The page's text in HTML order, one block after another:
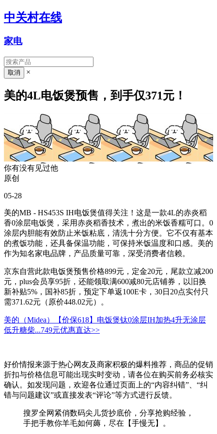
中关村在线
家电
×
美的4L电饭煲预售，到手仅371元！
你有没有见过他
原创
05-28
美的MB - HS453S IH电饭煲值得关注！这是一款4L的赤炎稻
香0涂层电饭煲，采用赤炎稻香技术，煮出的米饭香糯可口。0
涂层内胆能有效防止米饭粘底，清洗十分方便。它不仅有基本
的煮饭功能，还具备保温功能，可保持米饭温度和口感。美的
作为知名家电品牌，产品质量可靠，深受消费者信赖。
京东自营此款电饭煲预售价格899元，定金20元，尾款立减200
元，plus会员享95折，还能领取满600减80元店铺券，以旧换
新补贴5%，国补85折，预定下单返100E卡，30日20点实付只
需371.62元（原价448.02元）。
美的（Midea）【价保618】电饭煲钛0涂层IH加热4升无涂层
低升糖柴...749元优惠直达>>
好价情报来源于热心网友及商家积极的爆料推荐，商品的促销
折扣与价格信息可能出现实时变动，请各位在购买前务必核实
确认。如发现问题，欢迎各位通过页面上的“内容纠错”、“纠
错与问题建议”或直接发表“评论”等方式进行反馈。
搜罗全网紧俏数码尖儿货抄底价，分享抢购经验，
手把手教你羊毛如何薅，尽在【手慢无】。